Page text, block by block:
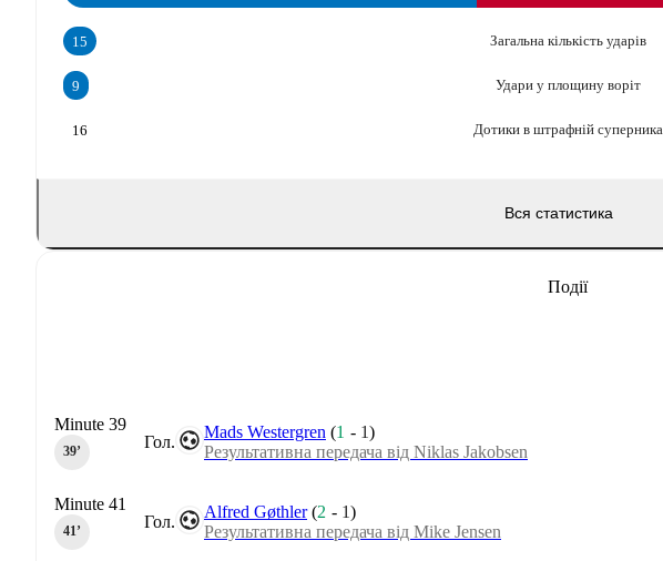
Загальна кількість ударів
15
Удари у площину воріт
9
Дотики в штрафній суперника
16
Вся статистика
Події
Гол.
Mads Westergren (1 - 1)
Результативна передача від Niklas Jakobsen
Minute 39
39‎’‎
Гол.
Alfred Gøthler (2 - 1)
Результативна передача від Mike Jensen
Minute 41
41‎’‎